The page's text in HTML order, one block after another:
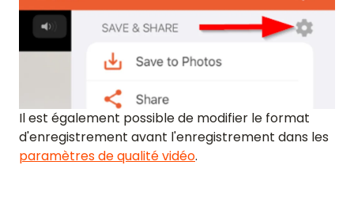
Il est également possible de modifier le format
d'enregistrement avant l'enregistrement dans les
paramètres de qualité vidéo.